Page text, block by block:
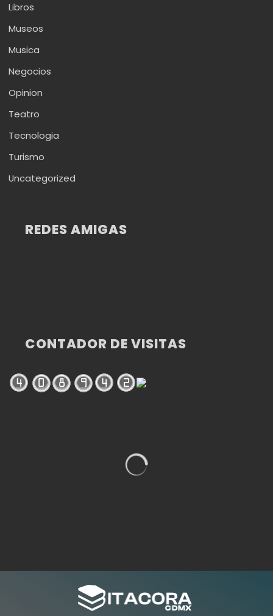
Libros
Museos
Musica
Negocios
Opinion
Teatro
Tecnologia
Turismo
Uncategorized
REDES AMIGAS
CONTADOR DE VISITAS